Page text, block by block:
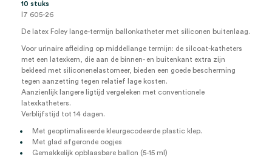
10 stuks
I7 605-26
De latex Foley lange-termijn ballonkatheter met siliconen buitenlaag.
Voor urinaire afleiding op middellange termijn: de silcoat-katheters
met een latexkern, die aan de binnen- en buitenkant extra zijn
bekleed met siliconenelastomeer, bieden een goede bescherming
tegen aanzetting tegen relatief lage kosten.
Aanzienlijk langere ligtijd vergeleken met conventionele
latexkatheters.
Verblijfstijd tot 14 dagen.
Met geoptimaliseerde kleurgecodeerde plastic klep.
Met glad afgeronde oogjes
Gemakkelijk opblaasbare ballon (5-15 ml)